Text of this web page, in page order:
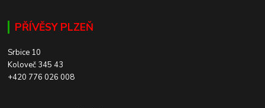
PŘÍVĚSY PLZEŇ
Srbice 10
Koloveč 345 43
+420 776 026 008